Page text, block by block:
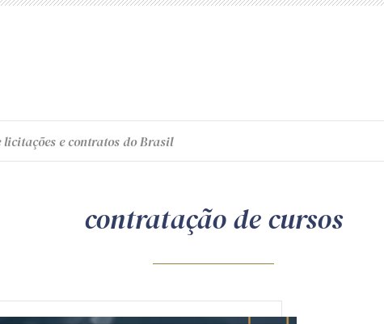
e contratos do Brasil
contratação de cursos